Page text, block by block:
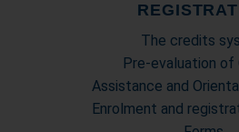
The credits
Pre-evaluation of
Assistance and
Enrolment and